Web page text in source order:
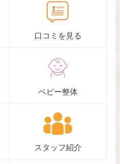
口コミを見る
ベビー整体
スタッフ紹介